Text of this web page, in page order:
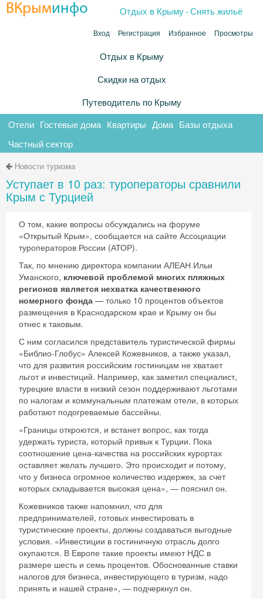
ВКрыминфо Отдых в Крыму .Снять жильё
Вход Регистрация Избранное Просмотры
Отдых в Крыму
Скидки на отдых
Путеводитель по Крыму
Отели Гостевые дома Квартиры Дома Базы отдыха
Частный сектор
Новости туризма
Уступает в 10 раз: туроператоры сравнили
Крым с Турцией
О том, какие вопросы обсуждались на форуме
«Открытый Крым», сообщается на сайте Ассоциации
туроператоров России (АТОР).
Так, по мнению директора компании АЛЕАН Ильи
Уманского, ключевой проблемой многих пляжных
регионов является нехватка качественного
номерного фонда — только 10 процентов объектов
размещения в Краснодарском крае и Крыму он бы
отнес к таковым.
С ним согласился представитель туристической фирмы
«Библио-Глобус» Алексей Кожевников, а также указал,
что для развития российским гостиницам не хватает
льгот и инвестиций. Например, как заметил специалист,
турецкие власти в низкий сезон поддерживают льготами
по налогам и коммунальным платежам отели, в которых
работают подогреваемые бассейны.
«Границы откроются, и встанет вопрос, как тогда
удержать туриста, который привык к Турции. Пока
соотношение цена-качества на российских курортах
оставляет желать лучшего. Это происходит и потому,
что у бизнеса огромное количество издержек, за счет
которых складывается высокая цена», — пояснил он.
Кожевников также напомнил, что для
предпринимателей, готовых инвестировать в
туристические проекты, должны создаваться выгодные
условия. «Инвестиции в гостиничную отрасль долго
окупаются. В Европе такие проекты имеют НДС в
размере шесть и семь процентов. Обоснованные ставки
налогов для бизнеса, инвестирующего в туризм, надо
принять и нашей стране», — подчеркнул он.